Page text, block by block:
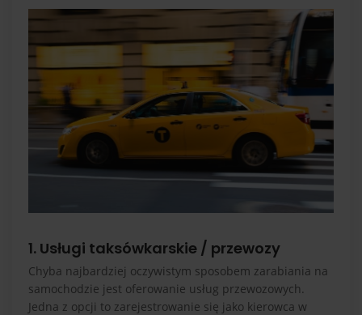
1. Usługi taksówkarskie / przewozy
Chyba najbardziej oczywistym sposobem zarabiania na
samochodzie jest oferowanie usług przewozowych.
Jedna z opcji to zarejestrowanie się jako kierowca w